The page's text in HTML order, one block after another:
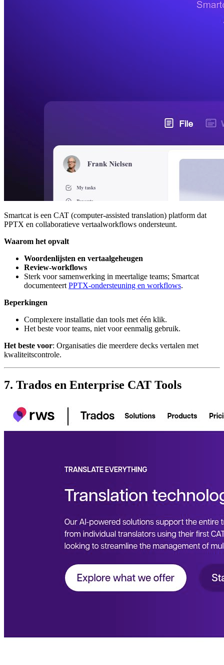
Smartcat is een CAT (computer-assisted translation) platform dat
PPTX en collaboratieve vertaalworkflows ondersteunt.
Waarom het opvalt
Woordenlijsten en vertaalgeheugen
Review-workflows
Sterk voor samenwerking in meertalige teams; Smartcat
documenteert PPTX-ondersteuning en workflows.
Beperkingen
Complexere installatie dan tools met één klik.
Het beste voor teams, niet voor eenmalig gebruik.
Het beste voor: Organisaties die meerdere decks vertalen met
kwaliteitscontrole.
7. Trados en Enterprise CAT Tools